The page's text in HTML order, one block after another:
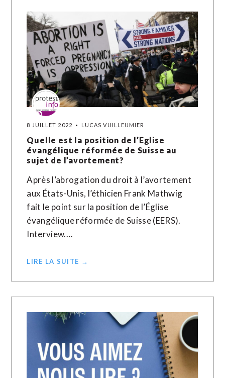
8 JUILLET 2022 LUCAS VUILLEUMIER
Quelle est la position de l’Eglise
évangélique réformée de Suisse au
sujet de l’avortement?
Après l’abrogation du droit à l’avortement
aux États-Unis, l’éthicien Frank Mathwig
fait le point sur la position de l’Église
évangélique réformée de Suisse (EERS).
Interview.…
LIRE LA SUITE →